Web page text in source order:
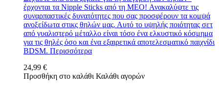
έρχονται τα Nipple Sticks από τη MEO! Ανακαλύψτε τις
συναρπαστικές δυνατότητες που σας προσφέρουν τα κομψά
ανοξείδωτα στικς θηλών μας. Αυτό το υψηλής ποιότητας σετ
από γυαλιστερό μέταλλο είναι τόσο ένα ελκυστικό κόσμημα
για τις θηλές όσο και ένα εξαιρετικά αποτελεσματικό παιχνίδι
BDSM. Περισσότερα
24,99 €
Προσθήκη στο καλάθι Καλάθι αγορών